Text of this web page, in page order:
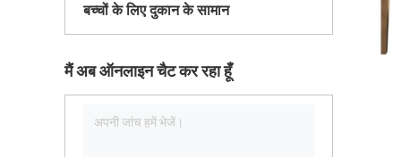
बच्चों के लिए दुकान के सामान
मैं अब ऑनलाइन चैट कर रहा हूँ